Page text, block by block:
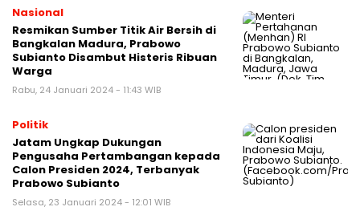
Nasional
Resmikan Sumber Titik Air Bersih di
Bangkalan Madura, Prabowo
Subianto Disambut Histeris Ribuan
Warga
Rabu, 24 Januari 2024 - 11:43 WIB
Politik
Jatam Ungkap Dukungan
Pengusaha Pertambangan kepada
Calon Presiden 2024, Terbanyak
Prabowo Subianto
Selasa, 23 Januari 2024 - 12:01 WIB